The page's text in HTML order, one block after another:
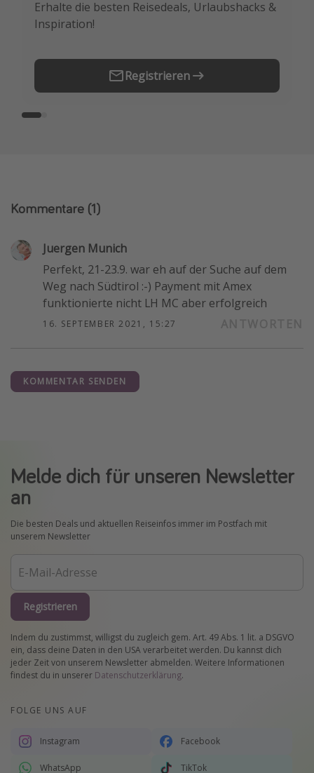
Erhalte die besten Reisedeals, Urlaubshacks &
Inspiration!
Registrieren
Buche die besten Reiseschnäppchen als
Erstes.
Kommentare (1)
Juergen Munich
Perfekt, 21-23.9. war eh auf der Suche auf dem
Weg nach Südtirol :-) Payment mit Amex
funktionierte nicht LH MC aber erfolgreich
16. SEPTEMBER 2021, 15:27
KOMMENTAR SENDEN
Melde dich für unseren Newsletter
an
Die besten Deals und aktuellen Reiseinfos immer im Postfach mit
unserem Newsletter
Registrieren
Indem du zustimmst, willigst du zugleich gem. Art. 49 Abs. 1 lit. a DSGVO
ein, dass deine Daten in den USA verarbeitet werden. Du kannst dich
jeder Zeit von unserem Newsletter abmelden. Weitere Informationen
findest du in unserer Datenschutzerklärung.
FOLGE UNS AUF
Instagram Facebook
WhatsApp TikTok